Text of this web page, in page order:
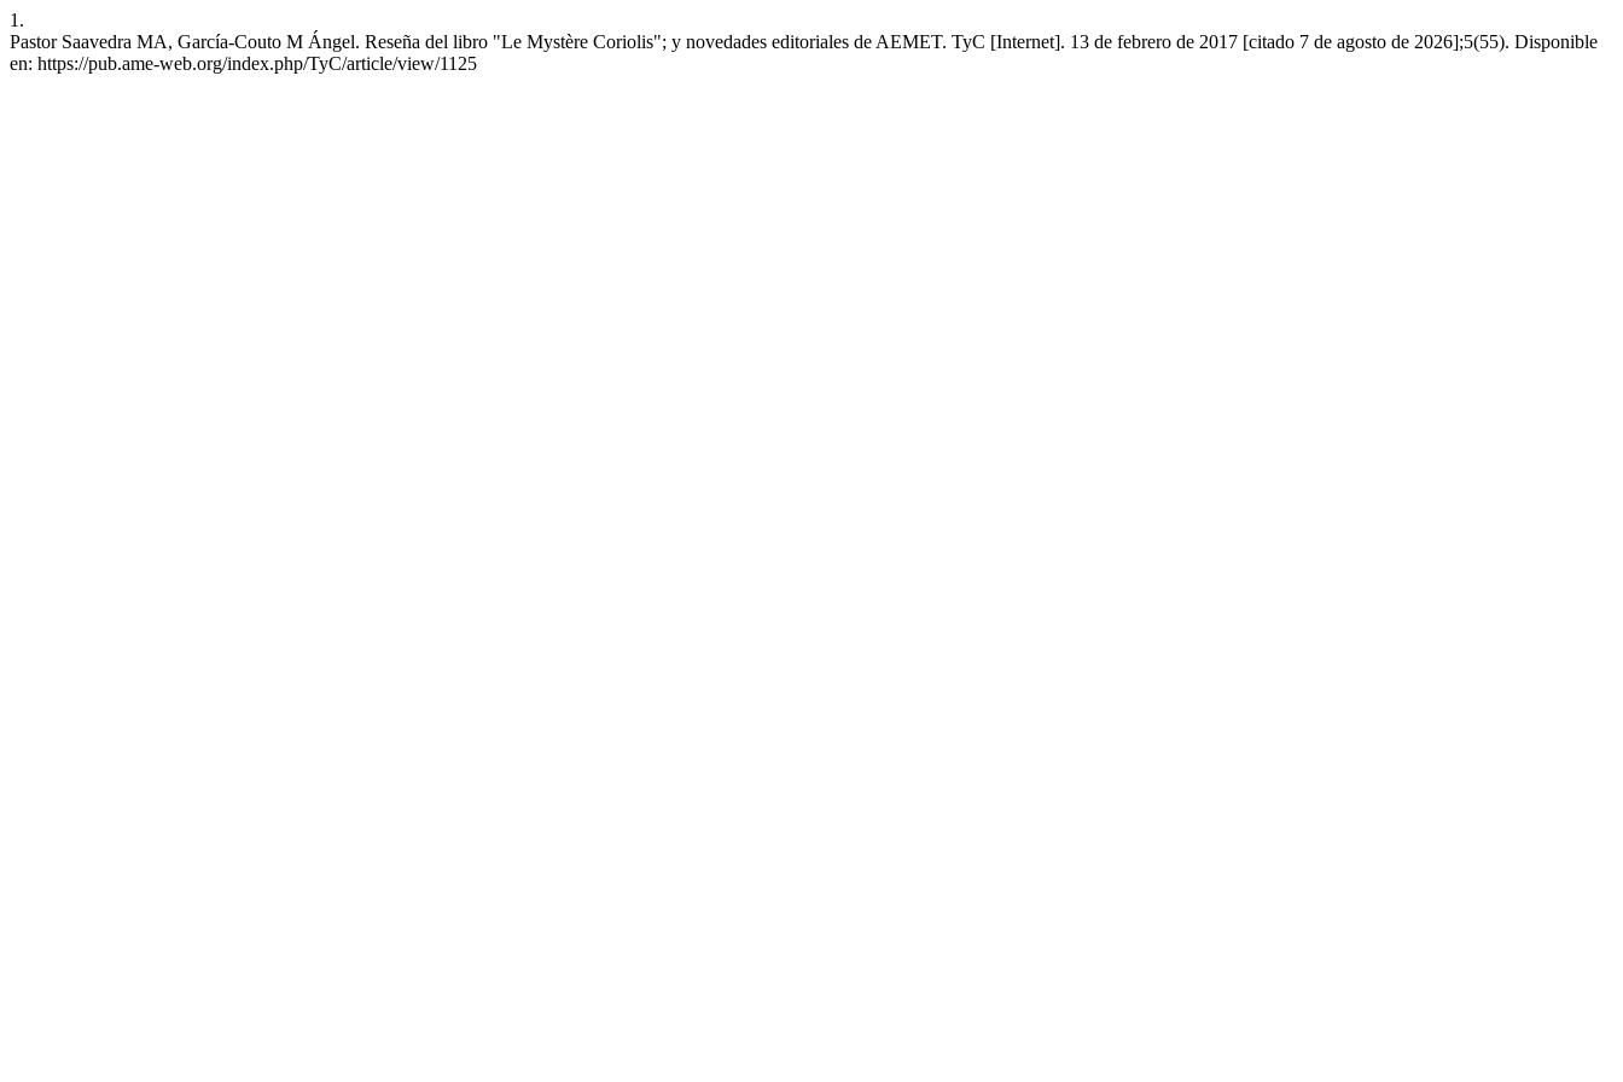
1.
Pastor Saavedra MA, García-Couto M Ángel. Reseña del libro "Le Mystère Coriolis"; y novedades editoriales de AEMET. TyC [Internet]. 13 de febrero de 2017 [citado 7 de agosto de 2026];5(55). Disponible
en: https://pub.ame-web.org/index.php/TyC/article/view/1125